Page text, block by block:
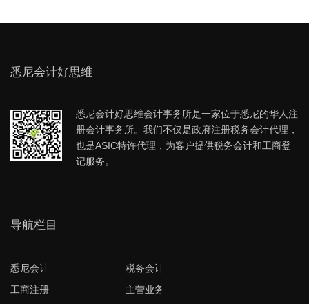
悉尼会计好思维
悉尼会计好思维会计事务所是一家位于悉尼的华人注
册会计事务所。我们不仅是政府注册税务会计代理，
也是ASIC特许代理，为客户提供税务会计和工商登
记服务。
导航栏目
悉尼会计
税务会计
工商注册
主营业务